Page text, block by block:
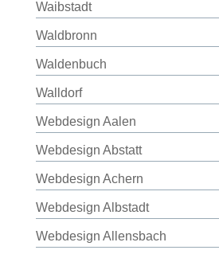
Waibstadt
Waldbronn
Waldenbuch
Walldorf
Webdesign Aalen
Webdesign Abstatt
Webdesign Achern
Webdesign Albstadt
Webdesign Allensbach